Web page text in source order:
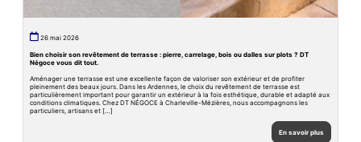
26 mai 2026
Bien choisir son revêtement de terrasse : pierre, carrelage, bois ou dalles sur plots ? DT
Négoce vous dit tout.
Aménager une terrasse est une excellente façon de valoriser son extérieur et de profiter
pleinement des beaux jours. Dans les Ardennes, le choix du revêtement de terrasse est
particulièrement important pour garantir un extérieur à la fois esthétique, durable et adapté aux
conditions climatiques. Chez DT NÉGOCE à Charleville-Mézières, nous accompagnons les
particuliers, artisans et […]
En savoir plus